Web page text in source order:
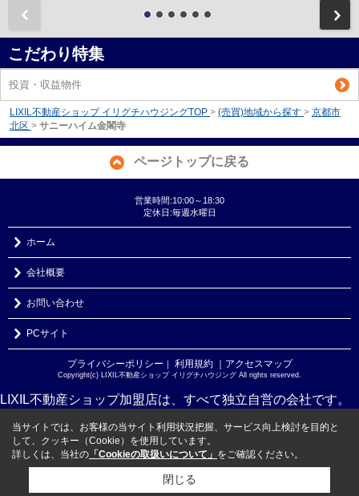
こだわり特集
投資・収益物件
LIXIL不動産ショップ イリグチハウジングTOP > (売買)地域から探す > 京都市
北区 > サニーハイム金閣寺
ページトップに戻る
営業時間:10:00～18:30
定休日:毎週水曜日
ホーム
会社概要
お問い合わせ
PCサイト
プライバシーポリシー 利用規約 ｜アクセスマップ
Copyright(c) LIXIL不動産ショップ イリグチハウジング All rights reserved.
LIXIL不動産ショップ加盟店は、すべて独立自営の会社です。
当サイトでは、お客様の当サイト利用状況把握、サービス向上検討を目的と
して、クッキー（Cookie）を使用しています。
詳しくは、当社の 「Cookieの取扱いについて」 をご確認ください。
閉じる